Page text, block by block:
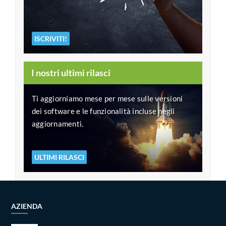
ISCRIVITI!
I nostri ultimi rilasci
Ti aggiorniamo mese per mese sulle versioni
dei software e le funzionalità incluse negli
aggiornamenti.
ULTIMI RILASCI
AZIENDA